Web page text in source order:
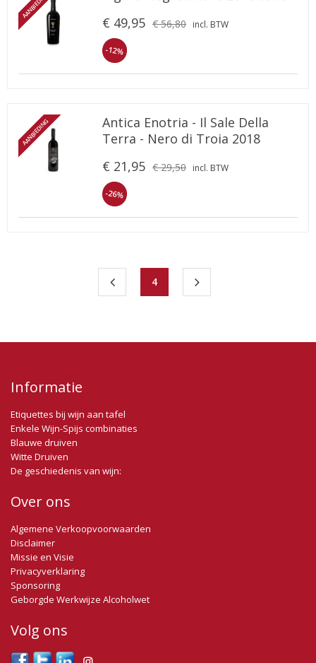
€ 49,95 € 56,80 incl. BTW
-12%
AANBIEDING
Antica Enotria - Il Sale Della
Terra - Nero di Troia 2018
€ 21,95 € 29,50 incl. BTW
-26%
4
Informatie
Etiquettes bij wijn aan tafel
Enkele Wijn-Spijs combinaties
Blauwe druiven
Witte Druiven
De geschiedenis van wijn:
Over ons
Algemene Verkoopvoorwaarden
Disclaimer
Missie en Visie
Privacyverklaring
Sponsoring
Geborgde Werkwijze Alcoholwet
Volg ons